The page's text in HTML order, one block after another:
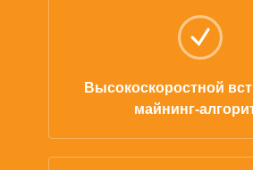
Высокоскоростной
майнинг-